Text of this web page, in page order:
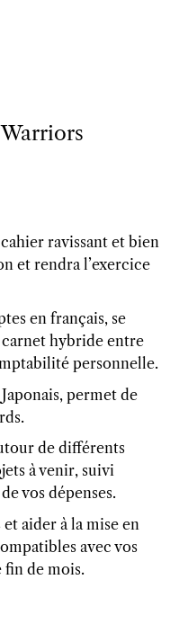
ravissant et bien
et rendra l’exercice
en français, se
carnet hybride entre
personnelle.
permet de
de différents
à venir, suivi
vos dépenses.
aider à la mise en
avec vos
fin de mois.